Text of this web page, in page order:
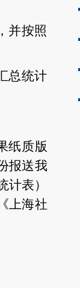
并按照
总统计
纸质版
报送我
表）
《上海社